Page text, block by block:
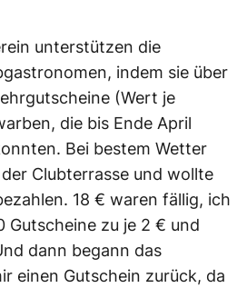
unterstützen die
indem sie über
(Wert je
die bis Ende April
Bei bestem Wetter
Clubterrasse und wollte
18 € waren fällig, ich
Gutscheine zu je 2 € und
dann begann das
einen Gutschein zurück, da